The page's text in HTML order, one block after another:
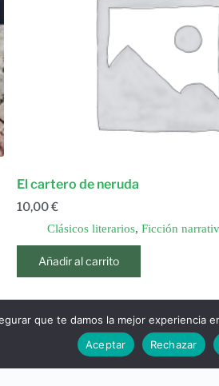
El cartero de neruda
10,00€
Clásicos literarios, Ficción
Añadir al carrito
4 5 6 7
que te damos la mejor
Aceptar
Rechazar